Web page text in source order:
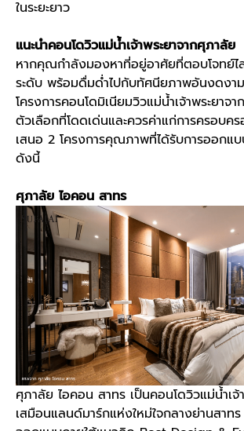
ในระยะยาว
แนะนำคอนโดวิวแม่น้ำเจ้าพระยาจากศุภาลัย
หากคุณกำลังมองหาที่อยู่อาศัยที่ตอบโจทย์ไ
ระดับ พร้อมดื่มด่ำไปกับทัศนียภาพอันงดงา
โครงการคอนโดมิเนียมวิวแม่น้ำเจ้าพระยาจ
ตัวเลือกที่โดดเด่นและควรค่าแก่การครอบค
เสนอ 2 โครงการคุณภาพที่ได้รับการออกแ
ดังนี้
ศุภาลัย ไอคอน สาทร
ศุภาลัย ไอคอน สาทร เป็นคอนโดวิวแม่น้ำเจ้
เสมือนแลนด์มาร์กแห่งใหม่ใจกลางย่านสาท